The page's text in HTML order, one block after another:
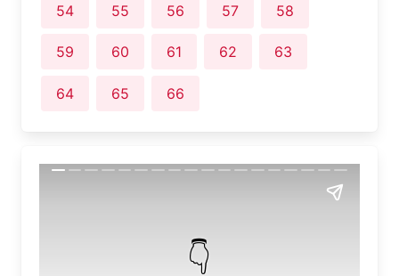
54 55 56 57 58
59 60 61 62 63
64 65 66